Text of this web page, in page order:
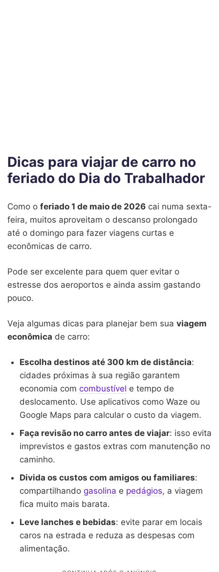
Dicas para viajar de carro no
feriado do Dia do Trabalhador
Como o feriado 1 de maio de 2026 cai numa sexta-
feira, muitos aproveitam o descanso prolongado
até o domingo para fazer viagens curtas e
econômicas de carro.
Pode ser excelente para quem quer evitar o
estresse dos aeroportos e ainda assim gastando
pouco.
Veja algumas dicas para planejar bem sua viagem
econômica de carro:
Escolha destinos até 300 km de distância:
cidades próximas à sua região garantem
economia com combustível e tempo de
deslocamento. Use aplicativos como Waze ou
Google Maps para calcular o custo da viagem.
Faça revisão no carro antes de viajar: isso evita
imprevistos e gastos extras com manutenção no
caminho.
Divida os custos com amigos ou familiares:
compartilhando gasolina e pedágios, a viagem
fica muito mais barata.
Leve lanches e bebidas: evite parar em locais
caros na estrada e reduza as despesas com
alimentação.